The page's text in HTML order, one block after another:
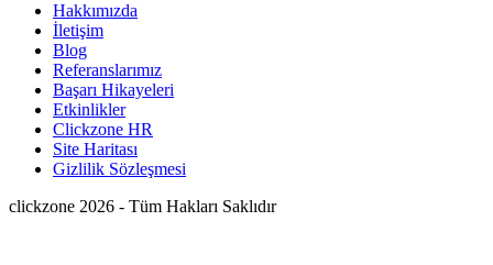
Hakkımızda
İletişim
Blog
Referanslarımız
Başarı Hikayeleri
Etkinlikler
Clickzone HR
Site Haritası
Gizlilik Sözleşmesi
clickzone 2026 - Tüm Hakları Saklıdır